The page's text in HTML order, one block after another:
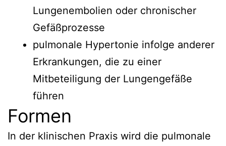
Lungenembolien oder chronischer
Gefäßprozesse
pulmonale Hypertonie infolge anderer
Erkrankungen, die zu einer
Mitbeteiligung der Lungengefäße
führen
Formen
In der klinischen Praxis wird die pulmonale